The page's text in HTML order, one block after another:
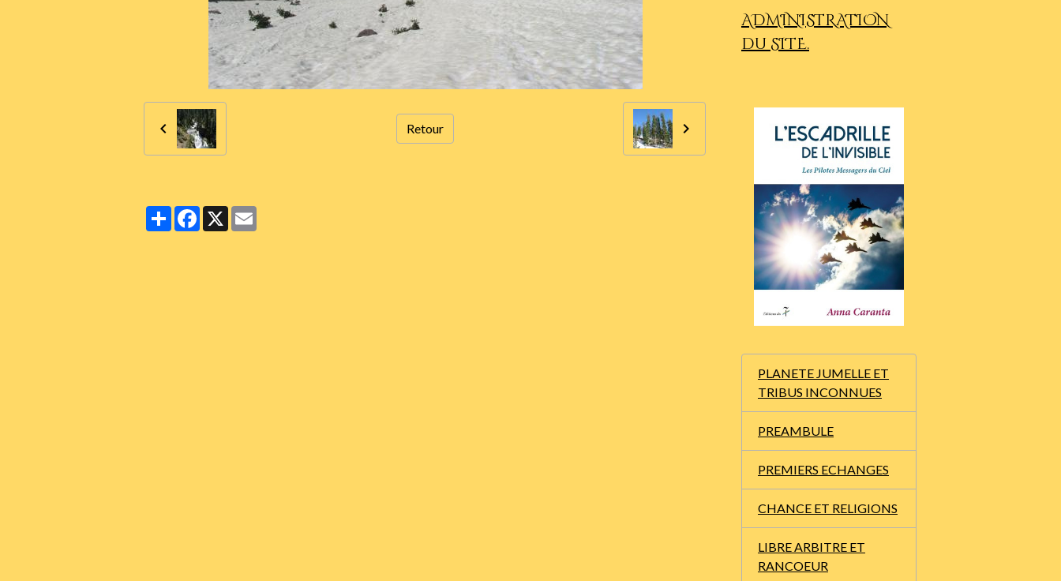
Retour
PartagerFacebook
X
ADMINISTRATION
du SITE.
PLANETE JUMELLE ET
TRIBUS INCONNUES
PREAMBULE
PREMIERS ECHANGES
CHANCE ET RELIGIONS
LIBRE ARBITRE ET
RANCOEUR